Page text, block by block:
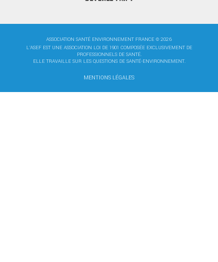
ASSOCIATION SANTÉ ENVIRONNEMENT FRANCE © 2026
L'ASEF EST UNE ASSOCIATION LOI DE 1901 COMPOSÉE EXCLUSIVEMENT DE
PROFESSIONNELS DE SANTÉ.
ELLE TRAVAILLE SUR LES QUESTIONS DE SANTÉ-ENVIRONNEMENT.
MENTIONS LÉGALES